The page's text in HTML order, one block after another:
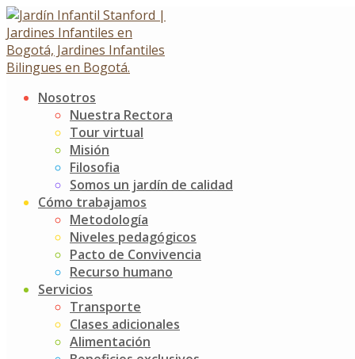
Skip
to
content
Nosotros
Nuestra Rectora
Tour virtual
Misión
Filosofia
Somos un jardín de calidad
Cómo trabajamos
Metodología
Niveles pedagógicos
Pacto de Convivencia
Recurso humano
Servicios
Transporte
Clases adicionales
Alimentación
Una nueva aventura
comienza para nuestros
gigantes de K5
Una nueva aventura comienza para nuestros gigantes de
16 julio, 2025
NoticiasJardín Infantil Stanford
En este bimestre, los niños explorarán la unidad
transdisciplinar“Cómo nos expresamos”